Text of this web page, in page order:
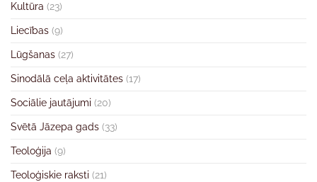
Kultūra (23)
Liecības (9)
Lūgšanas (27)
Sinodālā ceļa aktivitātes (17)
Sociālie jautājumi (20)
Svētā Jāzepa gads (33)
Teoloģija (9)
Teoloģiskie raksti (21)